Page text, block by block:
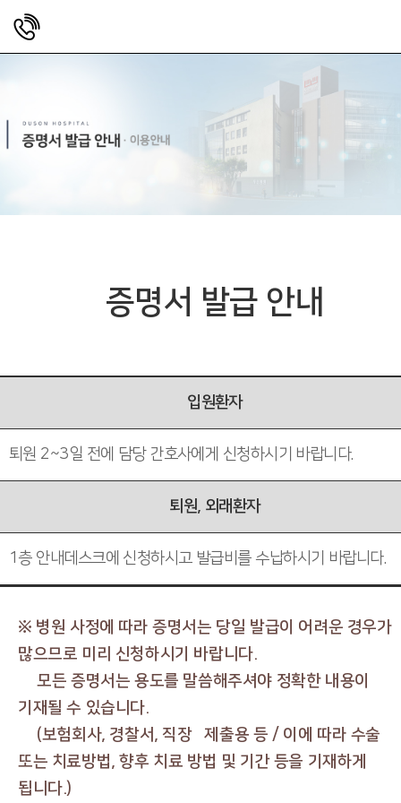
증명서 발급 안내
입원환자
퇴원 2~3일 전에 담당 간호사에게 신청하시기 바랍니다.
퇴원, 외래환자
1층 안내데스크에 신청하시고 발급비를 수납하시기 바랍니다.
※ 병원 사정에 따라 증명서는 당일 발급이 어려운 경우가
많으므로 미리 신청하시기 바랍니다.
모든 증명서는 용도를 말씀해주셔야 정확한 내용이
기재될 수 있습니다.
(보험회사, 경찰서, 직장 제출용 등 / 이에 따라 수술
또는 치료방법, 향후 치료 방법 및 기간 등을 기재하게
됩니다.)